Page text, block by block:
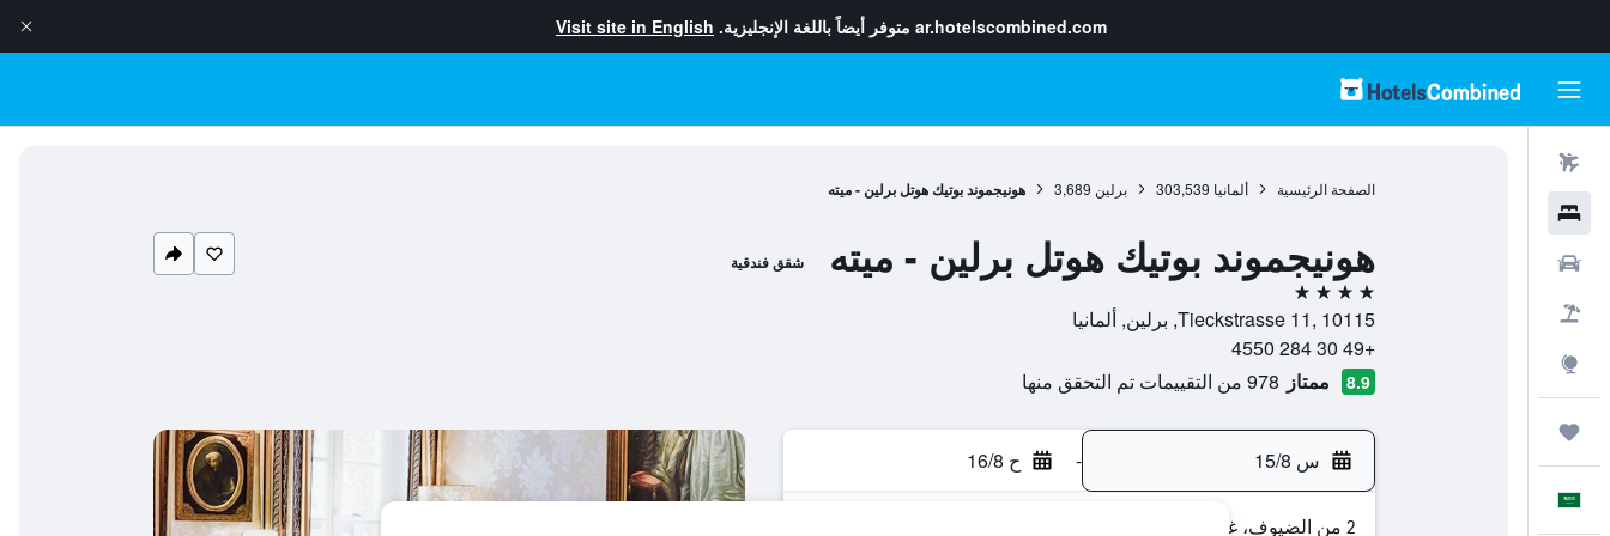
ar.hotelscombined.com متوفر أيضاً باللغة الإنجليزية. Visit site in English
الصفحة الرئيسية ألمانيا 303,539 برلين 3,689 هونيجموند بوتيك هوتل برلين - ميته
هونيجموند بوتيك هوتل برلين - ميته شقق فندقية
4 نجوم
Tieckstrasse 11, 10115, برلين, ألمانيا
+49 30 284 4550
8.9 ممتاز 978 من التقييمات تم التحقق منها
س 15/8 - ح 16/8
2 من الضيوف، غرفة واحدة